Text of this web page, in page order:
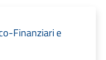
Finanziari e